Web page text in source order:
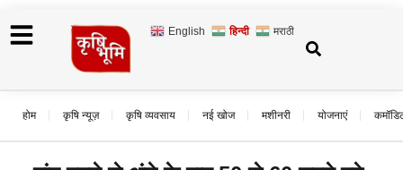
English हिन्दी मराठी
होम कृषि न्यूज़ कृषि व्यवसाय नई खोज मशीनरी योजनाएं